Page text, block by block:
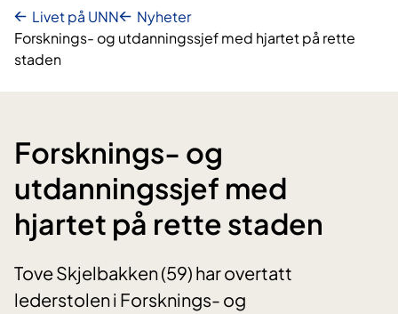
Livet på UNN
Nyheter
Forsknings- og utdanningssjef med hjartet på rette
staden
Forsknings- og
utdanningssjef med
hjartet på rette staden
Tove Skjelbakken (59) har overtatt
lederstolen i Forsknings- og